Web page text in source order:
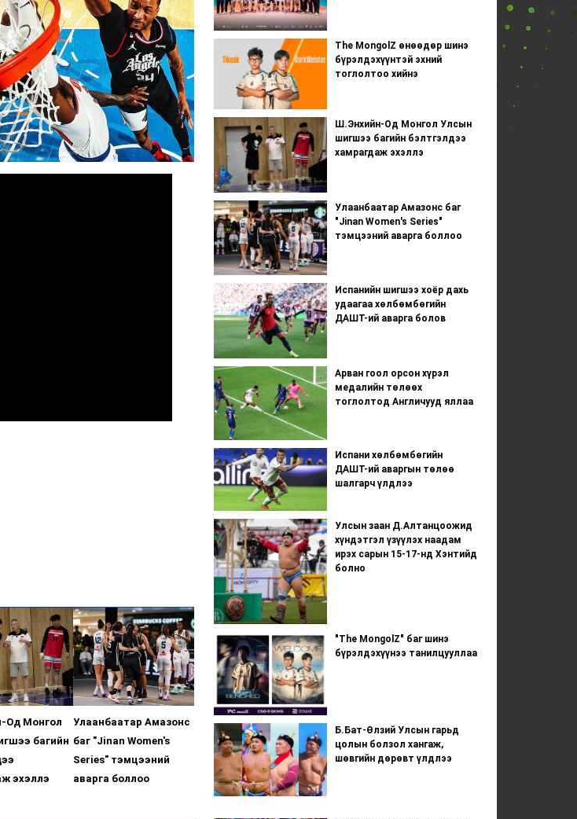
Од Монгол
багийн
эхэллэ
Улаанбаатар Амазонс
баг "Jinan Women's
Series" тэмцээний
аварга боллоо
The MongolZ өнөөдөр шинэ
бүрэлдэхүүнтэй эхний
тоглолтоо хийнэ
Ш.Энхийн-Од Монгол Улсын
шигшээ багийн бэлтгэлдээ
хамрагдаж эхэллэ
Улаанбаатар Амазонс баг
"Jinan Women's Series"
тэмцээний аварга боллоо
Испанийн шигшээ хоёр дахь
удаагаа хөлбөмбөгийн
ДАШТ-ий аварга болов
Арван гоол орсон хүрэл
медалийн төлөөх
тоглолтод Англичууд яллаа
Испани хөлбөмбөгийн
ДАШТ-ий аваргын төлөө
шалгарч үлдлээ
Улсын заан Д.Алтанцоожид
хүндэтгэл үзүүлэх наадам
ирэх сарын 15-17-нд Хэнтийд
болно
"The MongolZ" баг шинэ
бүрэлдэхүүнээ танилцууллаа
Б.Бат-Өлзий Улсын гарьд
цолын болзол хангаж,
шөвгийн дөрөвт үлдлээ